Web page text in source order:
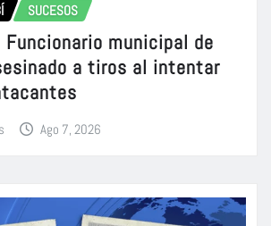
SUCESOS
| Funcionario municipal de
a tiros al intentar
Ago 7, 2026